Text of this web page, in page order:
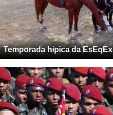
Temporada hípica da EsEqEx